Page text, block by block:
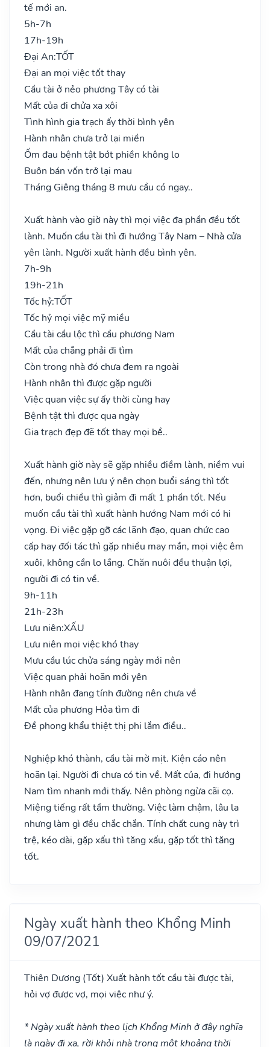
tế mới an.
5h-7h
17h-19h
Đại An:TỐT
Đại an mọi việc tốt thay
Cầu tài ở nẻo phương Tây có tài
Mất của đi chửa xa xôi
Tình hình gia trạch ấy thời bình yên
Hành nhân chưa trở lại miền
Ốm đau bệnh tật bớt phiền không lo
Buôn bán vốn trở lại mau
Tháng Giêng tháng 8 mưu cầu có ngay..
Xuất hành vào giờ này thì mọi việc đa phần đều tốt
lành. Muốn cầu tài thì đi hướng Tây Nam – Nhà cửa
yên lành. Người xuất hành đều bình yên.
7h-9h
19h-21h
Tốc hỷ:TỐT
Tốc hỷ mọi việc mỹ miều
Cầu tài cầu lộc thì cầu phương Nam
Mất của chẳng phải đi tìm
Còn trong nhà đó chưa đem ra ngoài
Hành nhân thì được gặp người
Việc quan việc sự ấy thời cùng hay
Bệnh tật thì được qua ngày
Gia trạch đẹp đẽ tốt thay mọi bề..
Xuất hành giờ này sẽ gặp nhiều điềm lành, niềm vui
đến, nhưng nên lưu ý nên chọn buổi sáng thì tốt
hơn, buổi chiều thì giảm đi mất 1 phần tốt. Nếu
muốn cầu tài thì xuất hành hướng Nam mới có hi
vọng. Đi việc gặp gỡ các lãnh đạo, quan chức cao
cấp hay đối tác thì gặp nhiều may mắn, mọi việc êm
xuôi, không cần lo lắng. Chăn nuôi đều thuận lợi,
người đi có tin về.
9h-11h
21h-23h
Lưu niên:XẤU
Lưu niên mọi việc khó thay
Mưu cầu lúc chửa sáng ngày mới nên
Việc quan phải hoãn mới yên
Hành nhân đang tính đường nên chưa về
Mất của phương Hỏa tìm đi
Đề phong khẩu thiệt thị phi lắm điều..
Nghiệp khó thành, cầu tài mờ mịt. Kiện cáo nên
hoãn lại. Người đi chưa có tin về. Mất của, đi hướng
Nam tìm nhanh mới thấy. Nên phòng ngừa cãi cọ.
Miệng tiếng rất tầm thường. Việc làm chậm, lâu la
nhưng làm gì đều chắc chắn. Tính chất cung này trì
trệ, kéo dài, gặp xấu thì tăng xấu, gặp tốt thì tăng
tốt.
Ngày xuất hành theo Khổng Minh
09/07/2021
Thiên Dương (Tốt) Xuất hành tốt cầu tài được tài,
hỏi vợ được vợ, mọi việc như ý.
* Ngày xuất hành theo lịch Khổng Minh ở đây nghĩa
là ngày đi xa, rời khỏi nhà trong một khoảng thời